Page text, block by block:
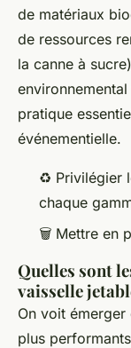
de matériaux
de ressources
la canne à
pratique
événementielle.
♻️ Privilégier
chaque
🗑️ Mettre en
Quelles sont
vaisselle
On voit émerger
plus